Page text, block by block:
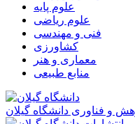
علوم پایه
علوم ریاضی
فنی و مهندسی
کشاورزی
معماری و هنر
منابع طبیعی
و فناوری دانشگاه گیلان